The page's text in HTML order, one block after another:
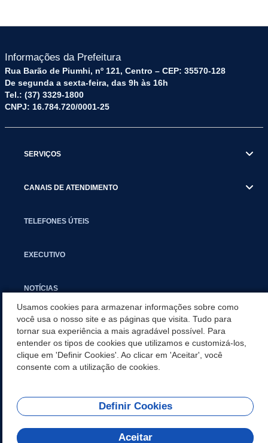
Informações da Prefeitura
Rua Barão de Piumhi, nº 121, Centro – CEP: 35570-128
De segunda a sexta-feira, das 9h às 16h
Tel.: (37) 3329-1800
CNPJ: 16.784.720/0001-25
SERVIÇOS
CANAIS DE ATENDIMENTO
TELEFONES ÚTEIS
EXECUTIVO
NOTÍCIAS
APLICATIVO
APPS
REDES SOCIAIS
Usamos cookies para armazenar informações sobre como
você usa o nosso site e as páginas que visita. Tudo para
tornar sua experiência a mais agradável possível. Para
entender os tipos de cookies que utilizamos e customizá-los,
clique em 'Definir Cookies'. Ao clicar em 'Aceitar', você
consente com a utilização de cookies.
Definir Cookies
Aceitar